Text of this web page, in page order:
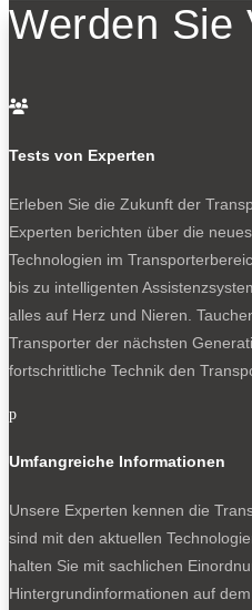
Werden Sie

Tests von Experten
Erleben Sie die Zukunft der
Experten berichten über die
Technologien im
bis zu intelligenten
alles auf Herz und Nieren.
Transporter der nächsten
fortschrittliche Technik den
p
Umfangreiche Informationen
Unsere Experten kennen die
sind mit den aktuellen
halten Sie mit sachlichen
Hintergrundinformationen auf